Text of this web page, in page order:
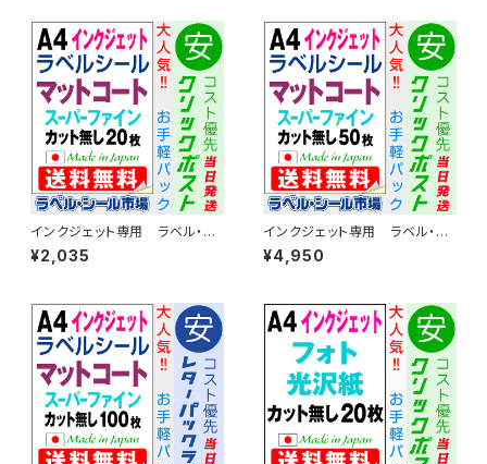
インクジェット専用 ラベル・シ
ール A4カット無し コート
紙 20枚 T1Y1iA-CP2
¥2,035
インクジェット専用 ラベル・シ
ール A4カット無し コート
紙 50枚 T1Y1iA-CP5
¥4,950